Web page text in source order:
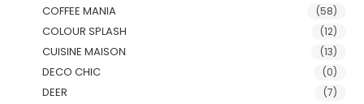
COFFEE MANIA (58)
COLOUR SPLASH (12)
CUISINE MAISON (13)
DECO CHIC (0)
DEER (7)